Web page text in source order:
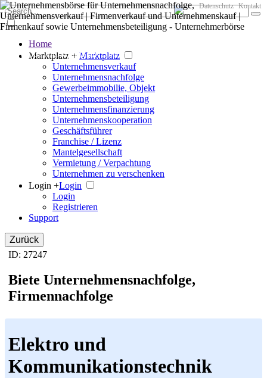
Der große Marktplatz für Unternehmen
Datenschutz Kontakt
Home
Marktplatz + Marktplatz
Unternehmensverkauf
Unternehmensnachfolge
Gewerbeimmobilie, Objekt
Unternehmensbeteiligung
Unternehmensfinanzierung
Unternehmenskooperation
Geschäftsführer
Franchise / Lizenz
Mantelgesellschaft
Vermietung / Verpachtung
Unternehmen zu verschenken
Login +Login
Login
Registrieren
Support
Zurück
ID: 27247
Biete Unternehmensnachfolge,
Firmennachfolge
Elektro und
Kommunikationstechnik